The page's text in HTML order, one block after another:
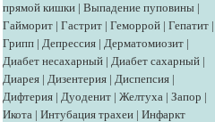
прямой кишки | Выпадение пуповины |
Гайморит | Гастрит | Геморрой | Гепатит |
Грипп | Депрессия | Дерматомиозит |
Диабет несахарный | Диабет сахарный |
Диарея | Дизентерия | Диспепсия |
Дифтерия | Дуоденит | Желтуха | Запор |
Икота | Интубация трахеи | Инфаркт